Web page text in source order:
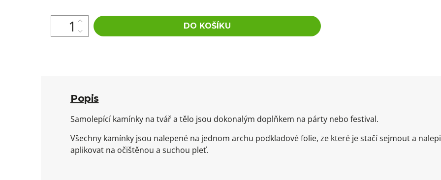
DO KOŠÍKU
Popis
Samolepící kamínky na tvář a tělo jsou dokonalým doplňkem na párty nebo festival.
Všechny kamínky jsou nalepené na jednom archu podkladové folie, ze které je stačí sejmout a
aplikovat na očištěnou a suchou pleť.